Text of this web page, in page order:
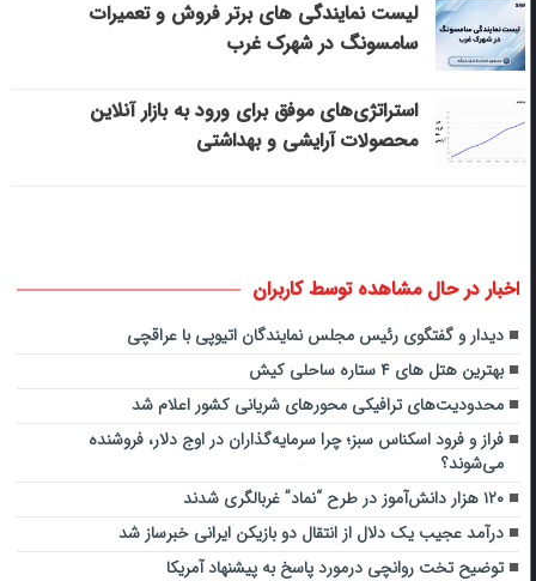
لیست نمایندگی های برتر فروش و تعمیرات
سامسونگ در شهرک غرب
استراتژی‌های موفق برای ورود به بازار آنلاین
محصولات آرایشی و بهداشتی
اخبار در حال مشاهده توسط کاربران
دیدار و گفتگوی رئیس مجلس نمایندگان اتیوپی با عراقچی
بهترین هتل های ۴ ستاره ساحلی کیش
محدودیت‌های ترافیکی محورهای شریانی کشور اعلام شد
فراز و فرود اسکناس سبز؛ چرا سرمایه‌گذاران در اوج دلار، فروشنده
می‌شوند؟
۱۲۰ هزار دانش‌آموز در طرح “نماد” غربالگری شدند
درآمد عجیب یک دلال از انتقال دو بازیکن ایرانی خبرساز شد
توضیح تخت روانچی درمورد پاسخ به پیشنهاد آمریکا